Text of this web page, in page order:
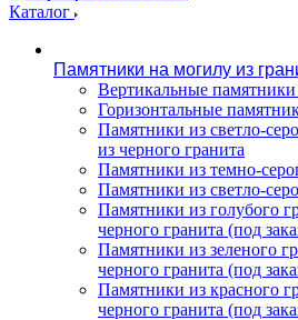
Каталог
Памятники на могилу из
Вертикальные
Горизонтальные
Памятники из светло-
из черного гранита
Памятники из темно-
Памятники из светло-
Памятники из голубого
черного гранита (под
Памятники из зеленого
черного гранита (под
Памятники из красного
черного гранита (под